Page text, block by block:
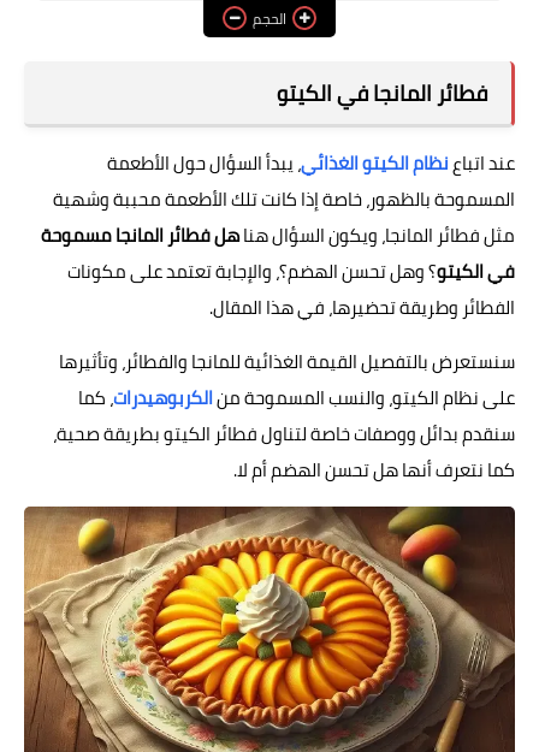
فوائد وأضرارالحجم
فطائر المانجا في الكيتو
عند اتباعنظام الكيتو الغذائي، يبدأ السؤال حول الأطعمة
المسموحة بالظهور، خاصة إذا كانت تلك الأطعمة محببة وشهية
مثل فطائر المانجا، ويكون السؤال هناهل فطائر المانجا مسموحة
في الكيتو؟ وهل تحسن الهضم؟، والإجابة تعتمد على مكونات
الفطائر وطريقة تحضيرها، في هذا المقال.
سنستعرض بالتفصيل القيمة الغذائية للمانجا والفطائر، وتأثيرها
على نظام الكيتو، والنسب المسموحة منالكربوهيدرات، كما
سنقدم بدائل ووصفات خاصة لتناول فطائر الكيتو بطريقة صحية،
كما نتعرف أنها هل تحسن الهضم أم لا.